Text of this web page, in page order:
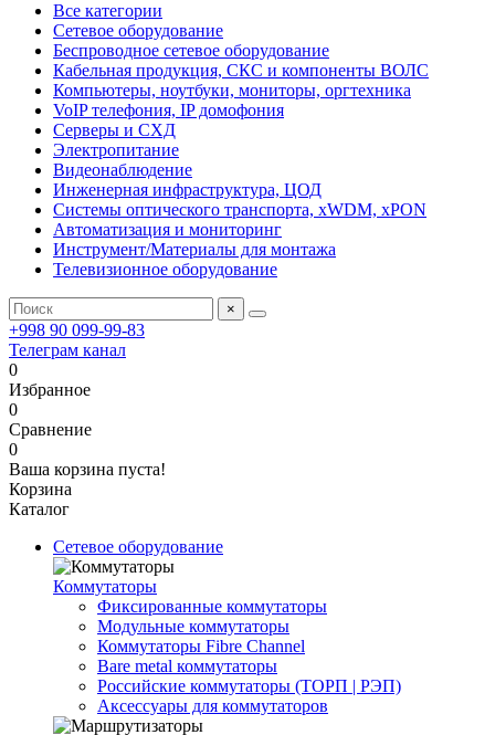
Все категории
Сетевое оборудование
Беспроводное сетевое оборудование
Кабельная продукция, СКС и компоненты ВОЛС
Компьютеры, ноутбуки, мониторы, оргтехника
VoIP телефония, IP домофония
Серверы и СХД
Электропитание
Видеонаблюдение
Инженерная инфраструктура, ЦОД
Системы оптического транспорта, xWDM, xPON
Автоматизация и мониторинг
Инструмент/Материалы для монтажа
Телевизионное оборудование
×
+998 90 099-99-83
Телеграм канал
0
Избранное
0
Сравнение
0
Ваша корзина пуста!
Корзина
Каталог
Сетевое оборудование
Коммутаторы
Фиксированные коммутаторы
Модульные коммутаторы
Коммутаторы Fibre Channel
Bare metal коммутаторы
Российские коммутаторы (ТОРП | РЭП)
Аксессуары для коммутаторов